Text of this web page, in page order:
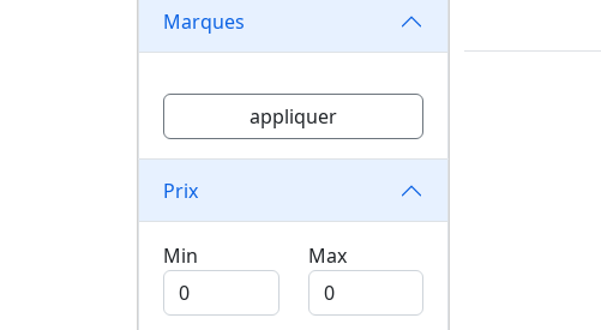
Marques
appliquer
Prix
Min Max